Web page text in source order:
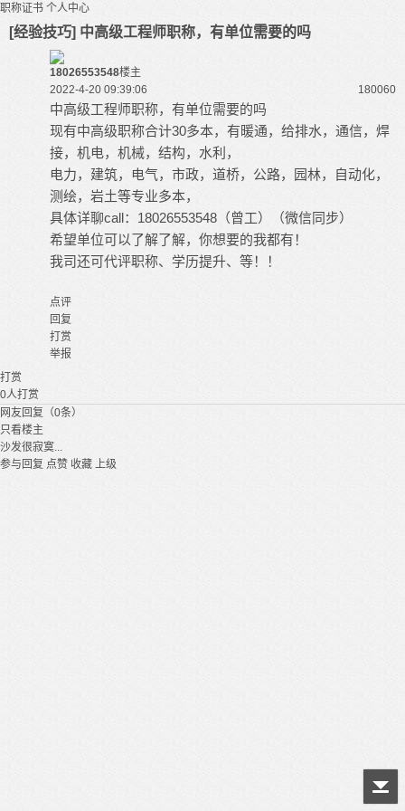
职称证书 个人中心
[经验技巧] 中高级工程师职称，有单位需要的吗
18026553548楼主
2022-4-20 09:39:06
180060
中高级工程师职称，有单位需要的吗
现有中高级职称合计30多本，有暖通，给排水，通信，焊
接，机电，机械，结构，水利，
电力，建筑，电气，市政，道桥，公路，园林，自动化，
测绘，岩土等专业多本，
具体详聊call：18026553548（曾工）（微信同步）
希望单位可以了解了解，你想要的我都有！
我司还可代评职称、学历提升、等！！
点评
回复
打赏
举报
打赏
0人打赏
网友回复（0条）
只看楼主
沙发很寂寞...
参与回复 点赞 收藏 上级